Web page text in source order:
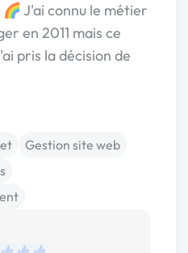
J'ai connu le métier
en 2011 mais ce
pris la décision de
Gestion site web